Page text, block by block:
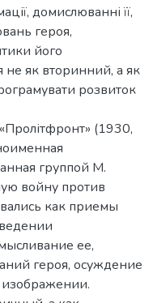
домислюванні її,
героя,
його
не як вторинний, а як
розвиток
(1930,
группой М.
войну против
как приемы
ее,
героя, осуждение
изображении.